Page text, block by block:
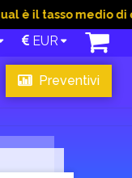
medio di
EUR
Preventivi